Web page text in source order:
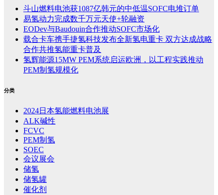
斗山燃料电池获1087亿韩元的中低温SOFC电堆订单
易氢动力完成数千万元天使+轮融资
EODev与Baudouin合作推动SOFC市场化
载合卡车携手捷氢科技发布全新氢电重卡 双方达成战略
合作共推氢能重卡普及
氢辉能源15MW PEM系统启运欧洲，以工程实践推动
PEM制氢规模化
分类
2024日本氢能燃料电池展
ALK碱性
FCVC
PEM制氢
SOEC
会议展会
储氢
储氢罐
催化剂